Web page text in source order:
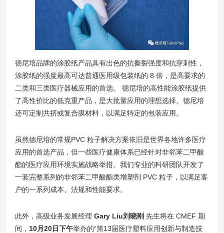
德尼培品牌的涂胶纸产品具有出色的抗撕裂强度和抗穿刺性，
涂胶纸的强度最高可达普通医用级包装纸的 8 倍，是高要求的
二类和三类医疗器械应用的首选。 德尼培的高性能涂胶纸提供
了高性价比的低克重产品，是大批量应用的理想选择。德尼培
还可定制共挤或复合膜材料，以满足特定的包装应用。
虽然德尼培的常规PVC 粒子解决方案依旧是世界各地许多医疗
应用的首选产品，但一些医疗健康体系已经针对非邻苯二甲酸
酯的医疗应用环境实施战略举措。我们专业的科研团队开发了
一套完整系列的非邻苯二甲酸酯类增塑剂 PVC 粒子，以满足客
户的一系列成本、法规和性能要求。
此外，高级业务发展经理 Gary Liu刘晓刚 先生将在 CMEF 期
间， 10月20日下午举办的“第13届医疗塑料应用创新与制造技